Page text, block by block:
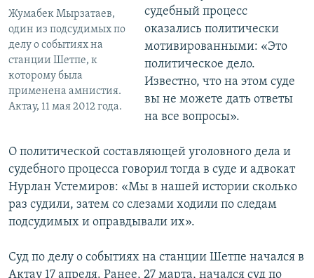
Жумабек Мырзатаев,
один из подсудимых по
делу о событиях на
станции Шетпе, к
которому была
применена амнистия.
Актау, 11 мая 2012 года.
судебный процесс
оказались политически
мотивированными: «Это
политическое дело.
Известно, что на этом суде
вы не можете дать ответы
на все вопросы».
О политической составляющей уголовного дела и
судебного процесса говорил тогда в суде и адвокат
Нурлан Устемиров: «Мы в нашей истории сколько
раз судили, затем со слезами ходили по следам
подсудимых и оправдывали их».
Суд по делу о событиях на станции Шетпе начался в
Актау 17 апреля. Ранее, 27 марта, начался суд по